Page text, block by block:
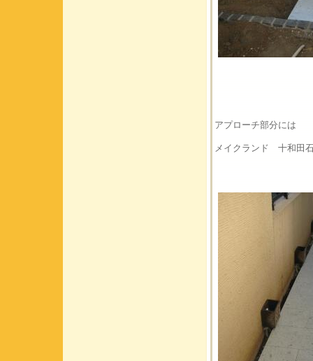
アプローチ部分には
メイクランド 十和田